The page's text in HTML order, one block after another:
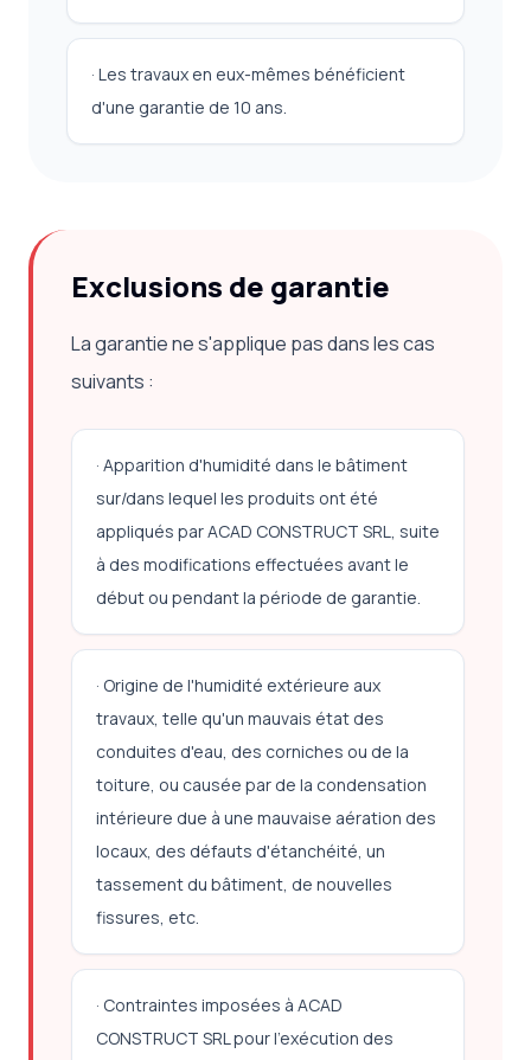
· Les travaux en eux-mêmes bénéficient
d'une garantie de 10 ans.
Exclusions de garantie
La garantie ne s'applique pas dans les cas
suivants :
· Apparition d'humidité dans le bâtiment
sur/dans lequel les produits ont été
appliqués par ACAD CONSTRUCT SRL, suite
à des modifications effectuées avant le
début ou pendant la période de garantie.
· Origine de l'humidité extérieure aux
travaux, telle qu'un mauvais état des
conduites d'eau, des corniches ou de la
toiture, ou causée par de la condensation
intérieure due à une mauvaise aération des
locaux, des défauts d'étanchéité, un
tassement du bâtiment, de nouvelles
fissures, etc.
· Contraintes imposées à ACAD
CONSTRUCT SRL pour l'exécution des